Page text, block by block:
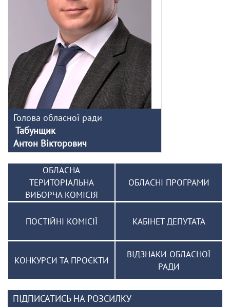
Голова обласної ради
Табунщик
Антон Вікторович
ОБЛАСНА
ТЕРИТОРІАЛЬНА
ВИБОРЧА КОМІСІЯ
ОБЛАСНІ ПРОГРАМИ
ПОСТІЙНІ КОМІСІЇ КАБІНЕТ ДЕПУТАТА
КОНКУРСИ ТА ПРОЄКТИ
ВІДЗНАКИ ОБЛАСНОЇ
РАДИ
ПІДПИСАТИСЬ НА РОЗСИЛКУ